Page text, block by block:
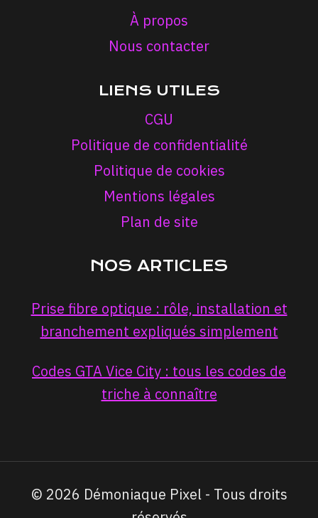
À propos
Nous contacter
LIENS UTILES
CGU
Politique de confidentialité
Politique de cookies
Mentions légales
Plan de site
NOS ARTICLES
Prise fibre optique : rôle, installation et
branchement expliqués simplement
Codes GTA Vice City : tous les codes de
triche à connaître
© 2026 Démoniaque Pixel - Tous droits